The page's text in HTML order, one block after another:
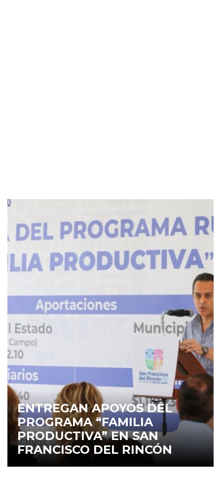
ENTREGAN APOYOS DEL
PROGRAMA “FAMILIA
PRODUCTIVA” EN SAN
FRANCISCO DEL RINCÓN